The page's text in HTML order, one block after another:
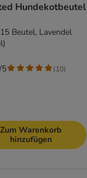
Hundekotbeutel
Beutel, Lavendel
5 (10)
Zum Warenkorb
hinzufügen